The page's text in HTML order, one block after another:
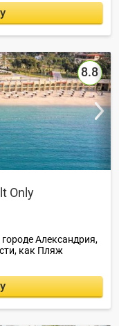
8.8
Only
Александрия,
как Пляж